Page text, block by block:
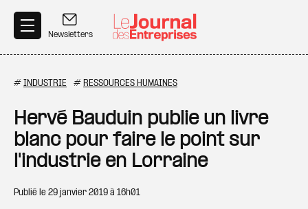
Newsletters
# INDUSTRIE # RESSOURCES HUMAINES
Hervé Bauduin publie un livre
blanc pour faire le point sur
l'industrie en Lorraine
Publié le 29 janvier 2019 à 16h01